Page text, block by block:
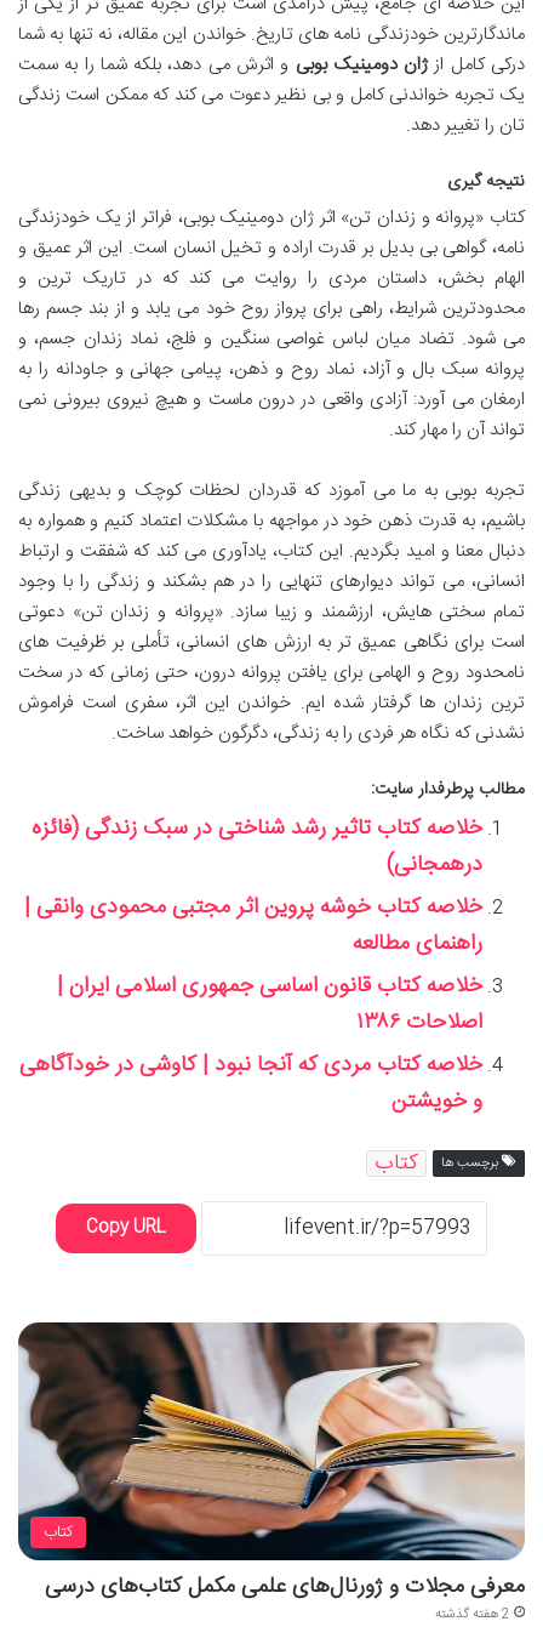
ماندگارترین خودزندگی نامه های تاریخ. خواندن این مقاله، نه تنها به شما
درکی کامل ازژان دومینیک بوبی و اثرش می دهد، بلکه شما را به سمت
یک تجربه خواندنی کامل و بی نظیر دعوت می کند که ممکن است زندگی
تان را تغییر دهد.
نتیجه گیری
کتاب «پروانه و زندان تن» اثر ژان دومینیک بوبی، فراتر از یک خودزندگی
نامه، گواهی بی بدیل بر قدرت اراده و تخیل انسان است. این اثر عمیق و
الهام بخش، داستان مردی را روایت می کند که در تاریک ترین و
محدودترین شرایط، راهی برای پرواز روح خود می یابد و از بند جسم رها
می شود. تضاد میان لباس غواصی سنگین و فلج، نماد زندان جسم، و
پروانه سبک بال و آزاد، نماد روح و ذهن، پیامی جهانی و جاودانه را به
ارمغان می آورد: آزادی واقعی در درون ماست و هیچ نیروی بیرونی نمی
تواند آن را مهار کند.
تجربه بوبی به ما می آموزد که قدردان لحظات کوچک و بدیهی زندگی
باشیم، به قدرت ذهن خود در مواجهه با مشکلات اعتماد کنیم و همواره به
دنبال معنا و امید بگردیم. این کتاب، یادآوری می کند که شفقت و ارتباط
انسانی، می تواند دیوارهای تنهایی را در هم بشکند و زندگی را با وجود
تمام سختی هایش، ارزشمند و زیبا سازد. «پروانه و زندان تن» دعوتی
است برای نگاهی عمیق تر به ارزش های انسانی، تأملی بر ظرفیت های
نامحدود روح و الهامی برای یافتن پروانه درون، حتی زمانی که در سخت
ترین زندان ها گرفتار شده ایم. خواندن این اثر، سفری است فراموش
نشدنی که نگاه هر فردی را به زندگی، دگرگون خواهد ساخت.
مطالب پرطرفدار سایت:
خلاصه کتاب تاثیر رشد شناختی در سبک زندگی (فائزه
درهمجانی)
خلاصه کتاب خوشه پروین اثر مجتبی محمودی وانقی |
راهنمای مطالعه
خلاصه کتاب قانون اساسی جمهوری اسلامی ایران |
اصلاحات ۱۳۸۶
خلاصه کتاب مردی که آنجا نبود | کاوشی در خودآگاهی
و خویشتن
برچسب ها کتاب
Copy URL
کتاب
معرفی مجلات و ژورنال‌های علمی مکمل کتاب‌های درسی
2 هفته گذشته